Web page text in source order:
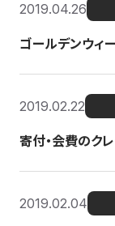
2019.04.26
ゴールデンウィ
2019.02.22
寄付・会費のク
2019.02.04